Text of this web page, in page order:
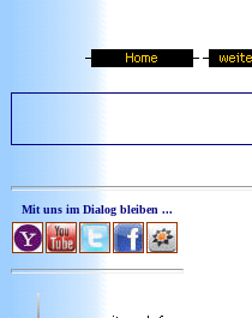
Mit uns im Dialog bleiben ...